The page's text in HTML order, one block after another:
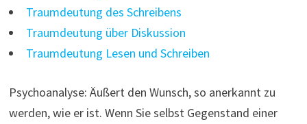
Traumdeutung des Schreibens
Traumdeutung über Diskussion
Traumdeutung Lesen und Schreiben
Psychoanalyse: Äußert den Wunsch, so anerkannt zu
werden, wie er ist. Wenn Sie selbst Gegenstand einer